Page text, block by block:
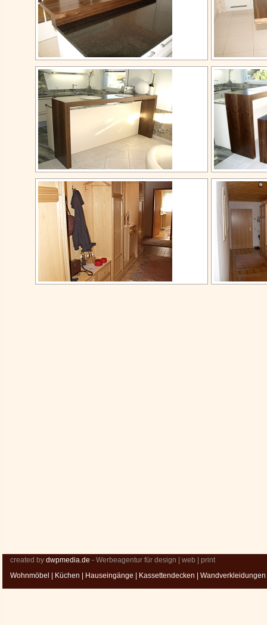
created by dwpmedia.de - Werbeagentur für design | web | print
Wohnmöbel
Küchen Hauseingänge Kassettendecken Wandverkleidungen